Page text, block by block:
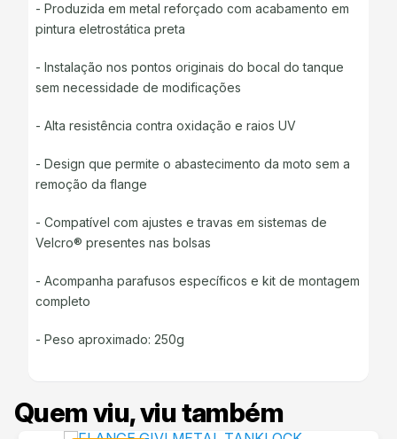
- Produzida em metal reforçado com acabamento em
pintura eletrostática preta
- Instalação nos pontos originais do bocal do tanque
sem necessidade de modificações
- Alta resistência contra oxidação e raios UV
- Design que permite o abastecimento da moto sem a
remoção da flange
- Compatível com ajustes e travas em sistemas de
Velcro® presentes nas bolsas
- Acompanha parafusos específicos e kit de montagem
completo
- Peso aproximado: 250g
Quem viu, viu também